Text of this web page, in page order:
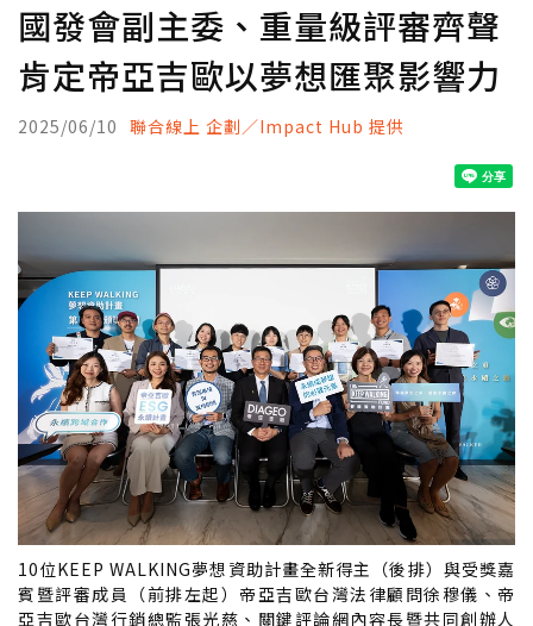
國發會副主委、重量級評審齊聲
肯定帝亞吉歐以夢想匯聚影響力
2025/06/10 聯合線上 企劃／Impact Hub 提供
10位KEEP WALKING夢想資助計畫全新得主（後排）與受獎嘉
賓暨評審成員（前排左起）帝亞吉歐台灣法律顧問徐穆儀、帝
亞吉歐台灣行銷總監張光慈、關鍵評論網內容長暨共同創辦人